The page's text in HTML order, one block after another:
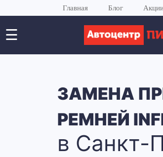
Главная Блог
☰
ЗАМЕНА
РЕМНЕЙ
в Санкт-